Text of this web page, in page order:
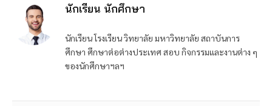
นักเรียน นักศึกษา
นักเรียน โรงเรียน วิทยาลัย มหาวิทยาลัย สถาบันการ
ศึกษา ศึกษาต่อต่างประเทศ สอบ กิจกรรมและงานต่าง ๆ
ของนักศึกษาฯลฯ